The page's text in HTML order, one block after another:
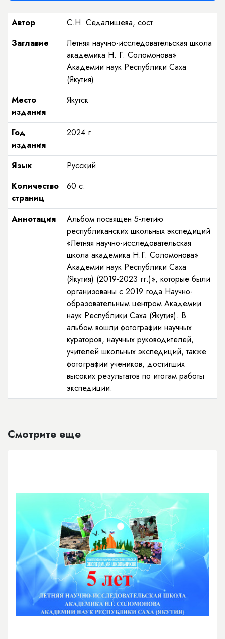
Автор
С.Н. Седалищева, сост.
Заглавие
Летняя научно-исследовательская школа
академика Н. Г. Соломонова»
Академии наук Республики Саха
(Якутия)
Место
издания
Якутск
Год
издания
2024 г.
Язык
Русский
Количество
страниц
60 с.
Аннотация
Альбом посвящен 5-летию
республиканских школьных экспедиций
«Летняя научно-исследовательская
школа академика Н.Г. Соломонова»
Академии наук Республики Саха
(Якутия) (2019-2023 гг.)», которые были
организованы с 2019 года Научно-
образовательным центром Академии
наук Республики Саха (Якутия). В
альбом вошли фотографии научных
кураторов, научных руководителей,
учителей школьных экспедиций, также
фотографии учеников, достигших
высоких результатов по итогам работы
экспедиции.
Смотрите еще